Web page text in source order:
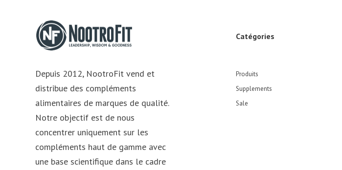
Depuis 2012, NootroFit vend et
distribue des compléments
alimentaires de marques de qualité.
Notre objectif est de nous
concentrer uniquement sur les
compléments haut de gamme avec
une base scientifique dans le cadre
Catégories
Produits
Supplements
Sale